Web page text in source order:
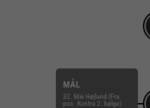
MÅL
32. Mie Højlund (Fra
pos. Kontra 2. bølge)